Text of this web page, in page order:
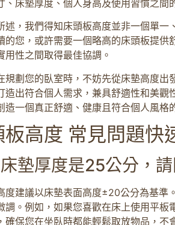
、床墊厚度、個人身高及使用習慣之間
述，我們得知床頭板高度並非一個單
的您，或許需要一個略高的床頭板提
用性之間取得最佳協調。
規劃您的臥室時，不妨先從床墊高度
造出符合個人需求，兼具舒適性和美
造一個真正舒適、健康且符合個人風格
板高度 常見問題快
墊厚度是25公分，
度建議以床墊表面高度±20公分為基準
調。例如，如果您喜歡在床上使用平
確保您在坐臥時都能輕鬆取放物品，不